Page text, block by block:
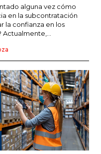
MEDIO AMBIENTE
DIGITAL
alguna vez cómo
en la subcontratación
la confianza en los